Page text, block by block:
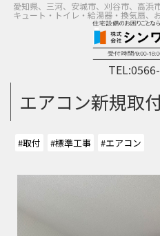
愛知県、三河、安城市、刈谷市、高浜
キュート・トイレ・給湯器・換気扇、
TEL:
エアコン新規取
#取付 #標準工事 #エアコン